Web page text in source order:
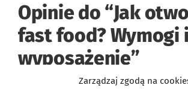
Zarządzaj zgodą na
Opinie do “Jak
fast food? Wymogi i
wyposażenie”